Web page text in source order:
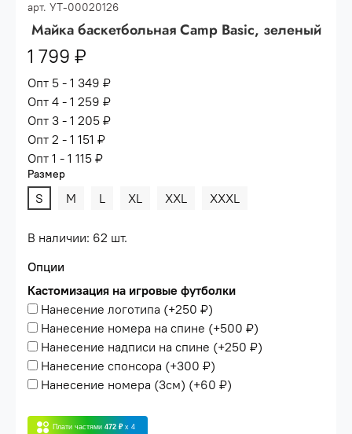
арт. УТ-00020126
Майка баскетбольная Camp Basic, зеленый
1 799 ₽
Опт 5 - 1 349 ₽
Опт 4 - 1 259 ₽
Опт 3 - 1 205 ₽
Опт 2 - 1 151 ₽
Опт 1 - 1 115 ₽
Размер
S M L XL XXL XXXL
В наличии: 62 шт.
Опции
Кастомизация на игровые футболки
Нанесение логотипа (+250 ₽)
Нанесение номера на спине (+500 ₽)
Нанесение надписи на спине (+250 ₽)
Нанесение спонсора (+300 ₽)
Нанесение номера (3см) (+60 ₽)
Плати частями 472 ₽ x 4